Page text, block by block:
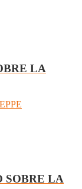
LA
SOBRE LA